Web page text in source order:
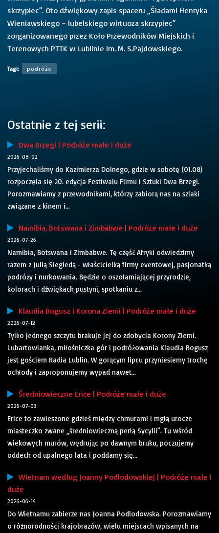
skrzypiec”. Oto dźwiękowy zapis spaceru „Śladami Henryka
Wieniawskiego – lubelskiego wirtuoza skrzypiec”
zorganizowanego przez Koło Przewodników Miejskich i
Terenowych PTTK w Lublinie im. M. S.Pajdowskiego.
Tagi: podróże
Ostatnie z tej serii:
Dwa Brzegi | Podróże małe i duże
2026-08-02
Przyjechaliśmy do Kazimierza Dolnego, gdzie w sobotę (01.08)
rozpoczęła się 20. edycja Festiwalu Filmu i Sztuki Dwa Brzegi.
Porozmawiamy z przewodnikami, którzy zabiorą nas na szlaki
związane z kinem i...
Namibia, Botswana i Zimbabwe | Podróże małe i duże
2026-07-26
Namibia, Botswana i Zimbabwe. Tę część Afryki odwiedzimy
razem z Julią Siegiedą - właścicielką firmy eventowej, pasjonatką
podróży i nurkowania. Będzie o oszołamiającej przyrodzie,
kolorach i dźwiękach pustyni, spotkaniu z...
Klaudia Bogusz i Korona Ziemi | Podróże małe i duże
2026-07-12
Tylko jednego szczytu brakuje jej do zdobycia Korony Ziemi.
Lubartowianka, miłośniczka gór i podróżowania Klaudia Bogusz
jest gościem Radia Lublin. W gorącym lipcu przyniesiemy trochę
ochłody i zaproponujemy wypad nawet...
Średniowieczne Erice | Podróże małe i duże
2026-07-03
Erice to zawieszone gdzieś między chmurami i mgłą urocze
miasteczko zwane „średniowieczną perłą Sycylii”. Tu wśród
wiekowych murów, wędrując po dawnym bruku, poczujemy
oddech od upalnego lata i poddamy się...
Wietnam według Joanny Podlodowskiej | Podróże małe i
duże
2026-06-14
Do Wietnamu zabierze nas Joanna Podlodowska. Porozmawiamy
o różnorodności krajobrazów, wielu miejscach wpisanych na